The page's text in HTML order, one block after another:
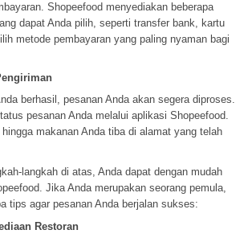
Shopeefood menyediakan beberapa
dapat Anda pilih, seperti transfer bank, kartu
metode pembayaran yang paling nyaman bagi
berhasil, pesanan Anda akan segera diproses.
pesanan Anda melalui aplikasi Shopeefood.
makanan Anda tiba di alamat yang telah
langkah di atas, Anda dapat dengan mudah
Jika Anda merupakan seorang pemula,
tips agar pesanan Anda berjalan sukses:
Restoran